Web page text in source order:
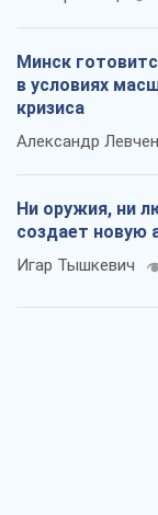
Минск
в условиях
кризиса
Александр
Ни оружия, ни
создает новую
Игар Тышкевич